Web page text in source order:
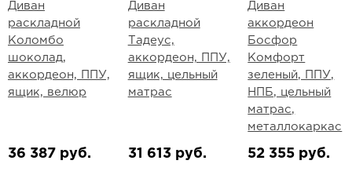
Диван
раскладной
Коломбо
шоколад,
аккордеон, ППУ,
ящик, велюр
36 387 руб.
Диван
раскладной
Тадеус,
аккордеон, ППУ,
ящик, цельный
матрас
31 613 руб.
Диван
аккордеон
Босфор
Комфорт
зеленый, ППУ,
НПБ, цельный
матрас,
металлокаркас
52 355 руб.